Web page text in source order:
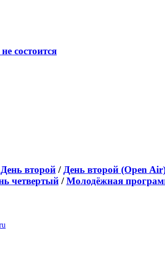
состоится
День второй / День второй (Open
четвертый/Молодёжная